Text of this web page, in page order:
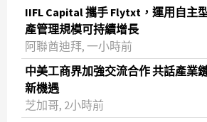
IIFL Capital 攜手 Flytxt，運用自主
產管理規模可持續增長
阿聯酋迪拜, 一小時前
中美工商界加強交流合作 共話產業
新機遇
芝加哥, 2小時前